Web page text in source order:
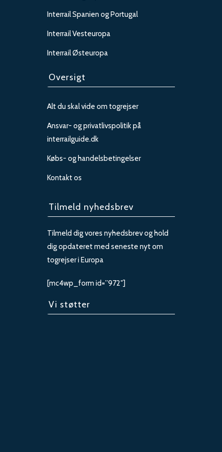
Interrail Spanien og Portugal
Interrail Vesteuropa
Interrail Østeuropa
Oversigt
Alt du skal vide om togrejser
Ansvar- og privatlivspolitik på
interrailguide.dk
Købs- og handelsbetingelser
Kontakt os
Tilmeld nyhedsbrev
Tilmeld dig vores nyhedsbrev og hold
dig opdateret med seneste nyt om
togrejser i Europa
[mc4wp_form id=”972″]
Vi støtter